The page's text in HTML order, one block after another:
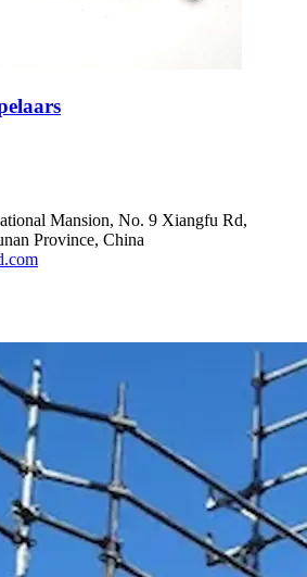
Mansion, No. 9 Xiangfu Rd,
Province, China